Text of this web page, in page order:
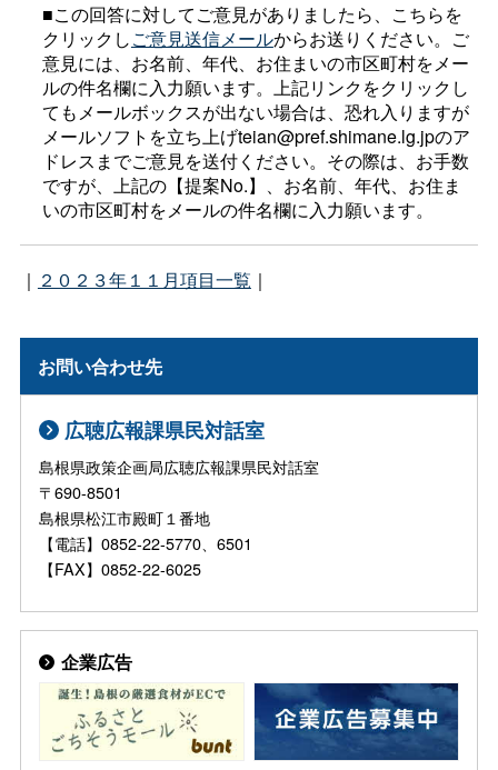
■この回答に対してご意見がありましたら、こちらを
クリックしご意見送信メールからお送りください。ご
意見には、お名前、年代、お住まいの市区町村をメー
ルの件名欄に入力願います。上記リンクをクリックし
てもメールボックスが出ない場合は、恐れ入りますが
メールソフトを立ち上げteian@pref.shimane.lg.jpのア
ドレスまでご意見を送付ください。その際は、お手数
ですが、上記の【提案No.】、お名前、年代、お住ま
いの市区町村をメールの件名欄に入力願います。
｜ ２０２３年１１月項目一覧 ｜
お問い合わせ先
広聴広報課県民対話室
島根県政策企画局広聴広報課県民対話室
〒690-8501
島根県松江市殿町１番地
【電話】0852-22-5770、6501
【FAX】0852-22-6025
企業広告